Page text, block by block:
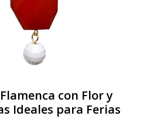
con Flor y
Ideales para Ferias